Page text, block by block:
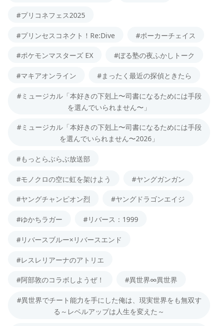
#プリコネフェス2025
#プリンセスコネクト！Re:Dive #ポーカーチェイス
#ポケモンマスターズ EX #ぼる塾の夜ふかしトーク
#マキアオンライン #まったく最近の探偵ときたら
#ミュージカル「本好きの下剋上〜司書になるためには手段
を選んでいられません〜」
#ミュージカル「本好きの下剋上〜司書になるためには手段
を選んでいられません〜2026」
#もっとらぶらぶ放送部
#モノクロの空に虹を架けよう #ヤングガンガン
#ヤングチャンピオン烈 #ヤングドラゴンエイジ
#ゆかちラガー #リバース：1999
#リバースブルー×リバースエンド
#レスレリアーナのアトリエ
#阿部敦のコラボしようぜ！ #異世界∞異世界
#異世界でチート能力を手にした俺は、現実世界をも無双す
る～レベルアップは人生を変えた～